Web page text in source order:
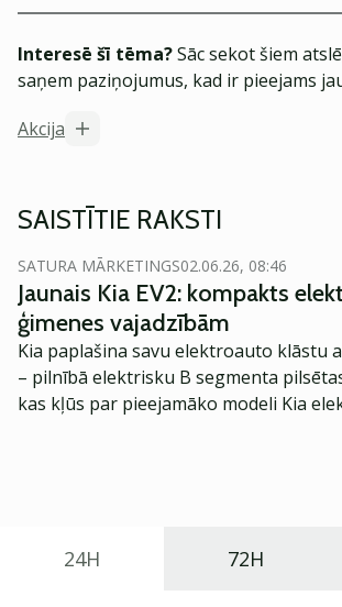
Interesē šī tēma?Sāc sekot šiem
saņem paziņojumus, kad ir pieejams
Akcija
SAISTĪTIE RAKSTI
SATURA MĀRKETINGS02.06.26, 08:46
Jaunais Kia EV2: kompakts
ģimenes vajadzībām
Kia paplašina savu elektroauto klāstu
– pilnībā elektrisku B segmenta
kas kļūs par pieejamāko modeli Kia
24H 72H